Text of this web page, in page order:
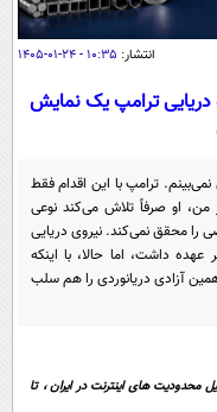
انتشار: ۱۰:۳۵ - ۲۴-۰۱-۱۴۰۵
دریایی ترامپ یک نمایش
ترامپ با این اقدام فقط
او صرفاً تلاش می‌کند نوعی
محقق نمی‌کند. نیروی دریایی
داشت، اما حالا، با اینکه
آزادی دریانوردی را هم سلب
محدودیت های اینترنت در ایران ، تا